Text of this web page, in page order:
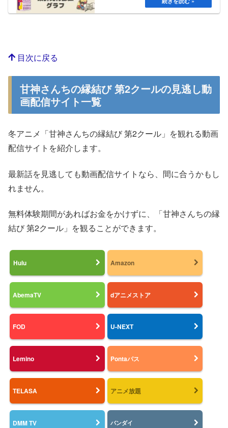
目次に戻る
甘神さんちの縁結び 第2クールの見逃し動
画配信サイト一覧
冬アニメ「甘神さんちの縁結び 第2クール」を観れる動画
配信サイトを紹介します。
最新話を見逃しても動画配信サイトなら、間に合うかもし
れません。
無料体験期間があればお金をかけずに、「甘神さんちの縁
結び 第2クール」を観ることができます。
Hulu Amazon
AbemaTV dアニメストア
FOD U-NEXT
Lemino Pontaパス
TELASA アニメ放題
DMM TV バンダイ